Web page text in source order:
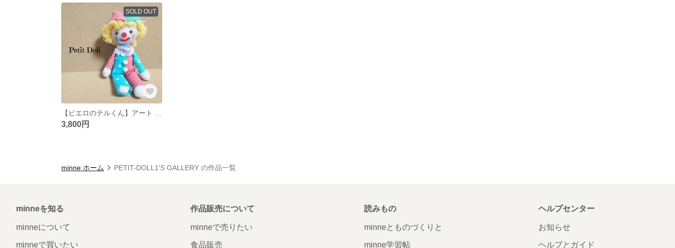
SOLD OUT
3,800円
minne ホーム PETIT-DOLL1'S GALLERY の作品一覧
minneを知る
minneについて
minneで買いたい
作品販売について
minneで売りたい
食品販売
読みもの
minneとものづくりと
minne学習帖
ヘルプセンター
お知らせ
ヘルプとガイド